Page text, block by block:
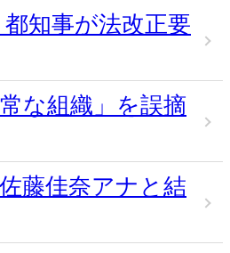
知事が法改正要
な組織」を誤摘
藤佳奈アナと結